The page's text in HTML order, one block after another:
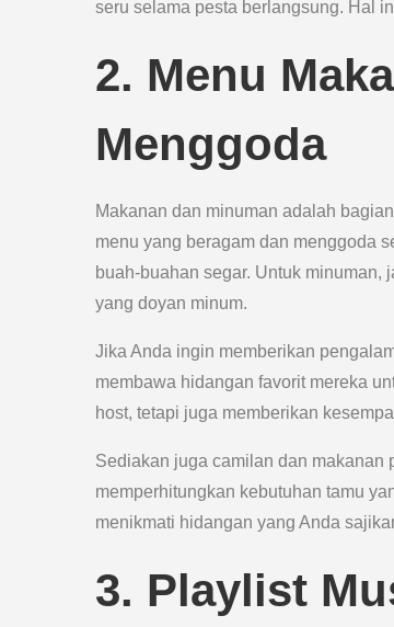
seru selama pesta berlangsung. Hal
2. Menu
Menggoda
Makanan dan minuman adalah
menu yang beragam dan menggoda
buah-buahan segar. Untuk
yang doyan minum.
Jika Anda ingin memberikan
membawa hidangan favorit mereka
host, tetapi juga memberikan
Sediakan juga camilan dan makanan
memperhitungkan kebutuhan tamu
menikmati hidangan yang Anda
3. Playlist